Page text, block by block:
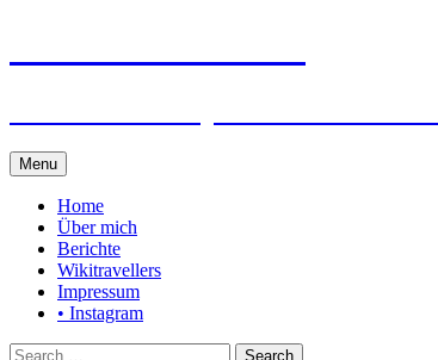
Menu Skip
to
content
Home
Über mich
Berichte
Wikitravellers
Impressum
• Instagram
Search